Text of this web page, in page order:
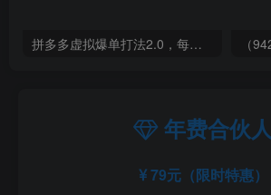
拼多多虚拟爆单打法2.0，每天10分钟，月产5000+，从0到1赚收益教程
年费合伙人
79元（限时特惠）